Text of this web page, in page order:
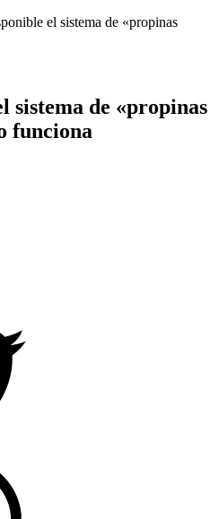
el sistema de «propinas
sistema de «propinas
funciona